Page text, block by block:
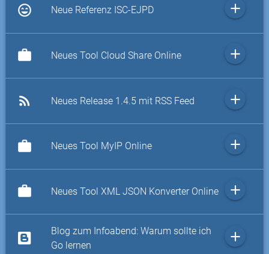
sentiment_very_satisfied Neue Referenz ISC-EJPD add
work Neues Tool Cloud Share Online add
rss_feed Neues Release 1.4.5 mit RSS Feed add
work Neues Tool MyIP Online add
work Neues Tool XML JSON Konverter Online add
Blog zum Infoabend: Warum sollte ich
Go lernen
add